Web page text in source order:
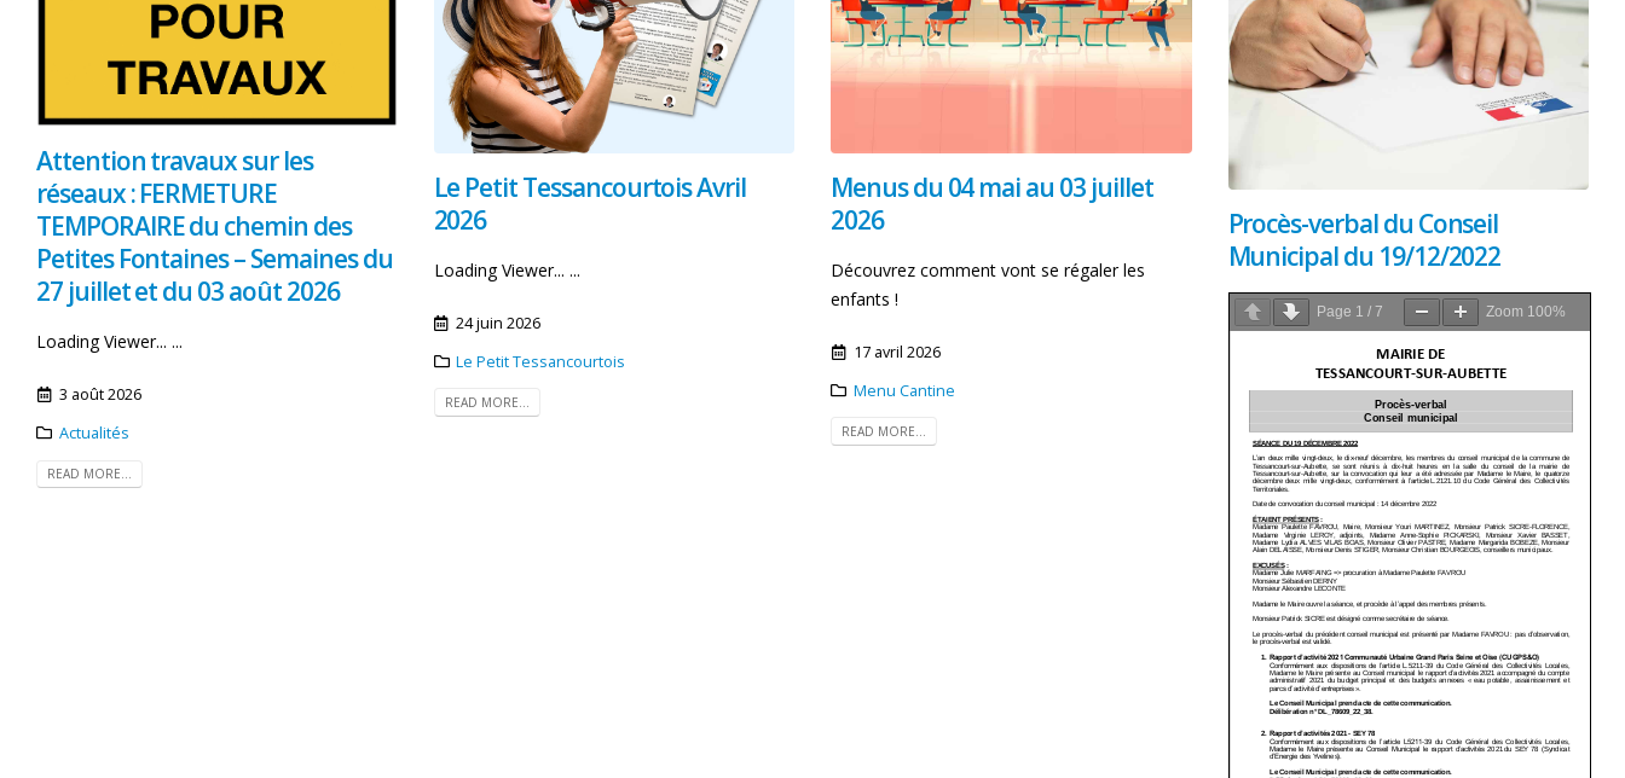
Attention travaux sur les
réseaux : FERMETURE
TEMPORAIRE du chemin des
Petites Fontaines – Semaines du
27 juillet et du 03 août 2026
Loading Viewer... ...
3 août 2026
Actualités
READ MORE...
Le Petit Tessancourtois Avril
2026
Loading Viewer... ...
24 juin 2026
Le Petit Tessancourtois
READ MORE...
Menus du 04 mai au 03 juillet
2026
Découvrez comment vont se régaler les
enfants !
17 avril 2026
Menu Cantine
READ MORE...
Procès-verbal du Conseil
Municipal du 19/12/2022
Page 1 / 7 Zoom 100%